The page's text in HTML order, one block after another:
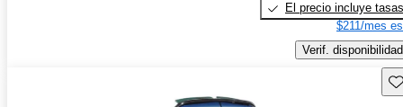
El precio incluye tasas
$211/mes
Verif. disponibilidad